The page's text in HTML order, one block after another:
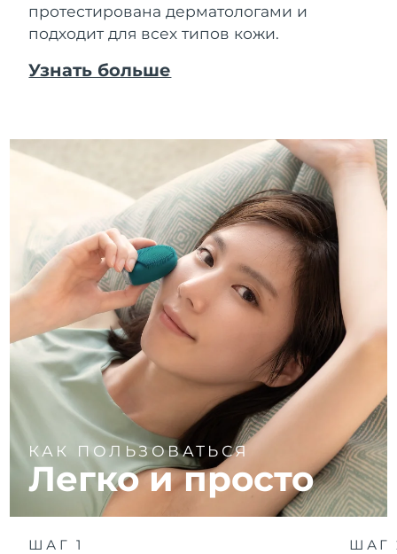
протестирована дерматологами и
подходит для всех типов кожи.
Узнать больше
КАК ПОЛЬЗОВАТЬСЯ
Легко и просто
ШАГ 1 ШАГ